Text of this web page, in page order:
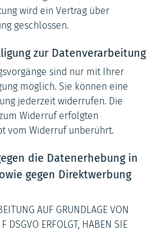
wird ein Vertrag über
geschlossen.
zur Datenverarbeitung
sind nur mit Ihrer
möglich. Sie können eine
jederzeit widerrufen. Die
Widerruf erfolgten
vom Widerruf unberührt.
die Datenerhebung in
gegen Direktwerbung
AUF GRUNDLAGE VON
DSGVO ERFOLGT, HABEN SIE